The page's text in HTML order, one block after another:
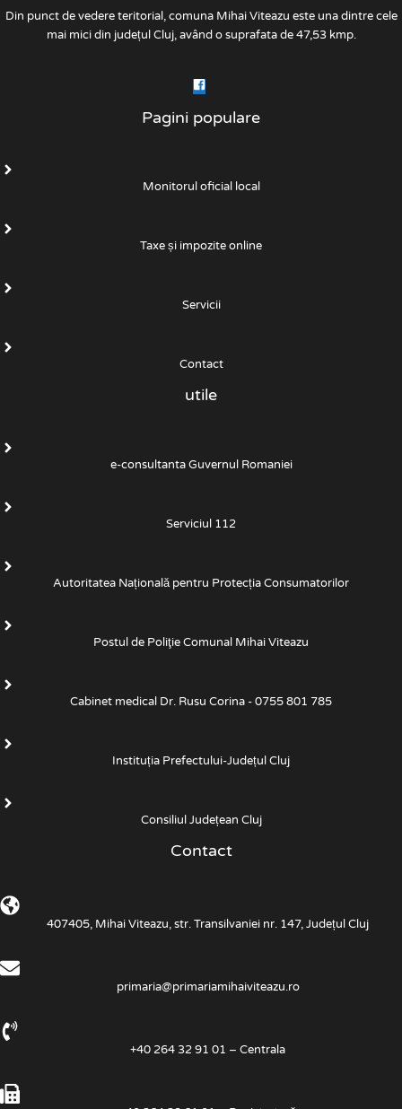
Din punct de vedere teritorial, comuna Mihai Viteazu este una dintre cele
mai mici din județul Cluj, având o suprafata de 47,53 kmp.
Pagini populare
Monitorul oficial local
Taxe și impozite online
Servicii
Contact
utile
e-consultanta Guvernul Romaniei
Serviciul 112
Autoritatea Națională pentru Protecția Consumatorilor
Postul de Poliţie Comunal Mihai Viteazu
Cabinet medical Dr. Rusu Corina - 0755 801 785
Instituția Prefectului-Județul Cluj
Consiliul Județean Cluj
Contact
407405, Mihai Viteazu, str. Transilvaniei nr. 147, Județul Cluj
primaria@primariamihaiviteazu.ro
+40 264 32 91 01 – Centrala